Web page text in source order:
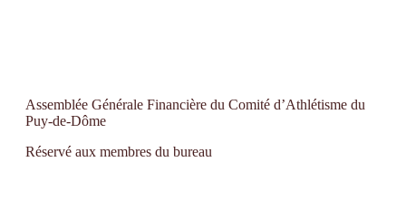
Assemblée Générale Financière du Comité d’Athlétisme du
Puy-de-Dôme
Réservé aux membres du bureau